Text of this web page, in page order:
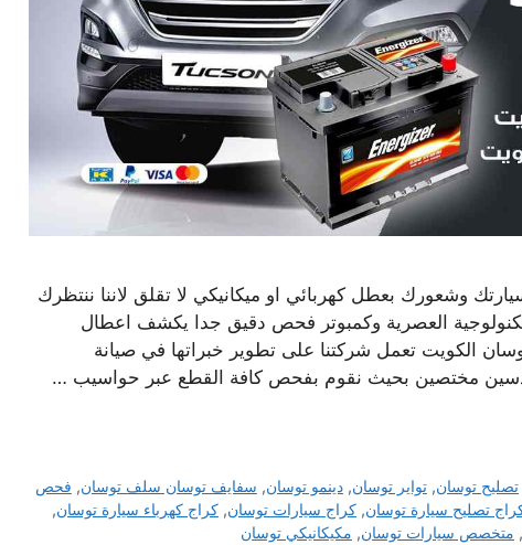
وشعورك بعطل كهربائي او ميكانيكي لا تقلق لاننا ننتظرك
العصرية وكمبوتر فحص دقيق جدا يكشف اعطال
الكويت تعمل شركتنا على تطوير خبراتها في صيانة
مختصين بحيث نقوم بفحص كافة القطع عبر حواسيب …
تصليح توسان,تواير توسان,دينمو توسان, سفايف توسان سلف توسان, فحص
تصليح سيارة توسان, كراج سيارات توسان, كراج كهرباء سيارة توسان,
, متخصص سيارات توسان, مكيكانيكي توسان